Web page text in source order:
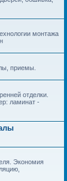
монтажа
приемы.
отделки.
ламинат -
Экономия